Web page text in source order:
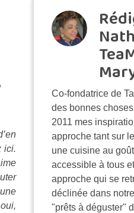
ici.
Co-fondatrice de
des bonnes
2011 mes
approche tant sur
une cuisine au
accessible à tous
approche qui se
déclinée dans
"prêts à déguster"